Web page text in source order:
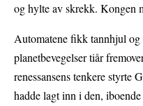
og hylte av skrekk. Kongen
Automatene fikk tannhjul
planetbevegelser tiår
renessansens tenkere styrte
hadde lagt inn i den,